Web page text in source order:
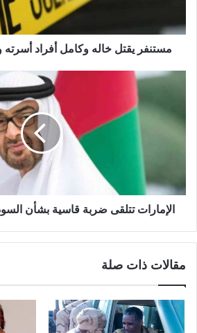
سنار
مستنفر يقتل خاله وكامل أفراد أسرته
الإمارات
قاسية
أفريقية
الإمارات تتلقى ضربة قاسية بشأن
مقالات ذات صلة